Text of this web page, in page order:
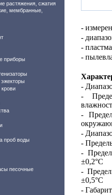
растяжения, сжатия
мембранные,
приборы
проб воды
песочные
-
-
-
-
-
-
-
-
-
-
±0,2°С
-
±0,5°С
-